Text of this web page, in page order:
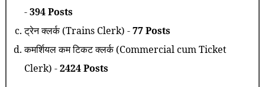
-394 Posts
ट्रेन क्लर्क (Trains Clerk) -77 Posts
कमर्शियल कम टिकट क्लर्क (Commercial cum Ticket
Clerk) -2424 Posts